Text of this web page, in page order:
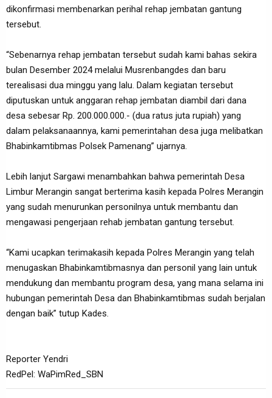
dikonfirmasi membenarkan perihal rehap jembatan gantung
tersebut.
“Sebenarnya rehap jembatan tersebut sudah kami bahas sekira
bulan Desember 2024 melalui Musrenbangdes dan baru
terealisasi dua minggu yang lalu. Dalam kegiatan tersebut
diputuskan untuk anggaran rehap jembatan diambil dari dana
desa sebesar Rp. 200.000.000.- (dua ratus juta rupiah) yang
dalam pelaksanaannya, kami pemerintahan desa juga melibatkan
Bhabinkamtibmas Polsek Pamenang” ujarnya.
Lebih lanjut Sargawi menambahkan bahwa pemerintah Desa
Limbur Merangin sangat berterima kasih kepada Polres Merangin
yang sudah menurunkan personilnya untuk membantu dan
mengawasi pengerjaan rehab jembatan gantung tersebut.
“Kami ucapkan terimakasih kepada Polres Merangin yang telah
menugaskan Bhabinkamtibmasnya dan personil yang lain untuk
mendukung dan membantu program desa, yang mana selama ini
hubungan pemerintah Desa dan Bhabinkamtibmas sudah berjalan
dengan baik” tutup Kades.
Reporter Yendri
RedPel: WaPimRed_SBN